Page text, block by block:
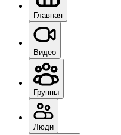
Главная
Видео
Группы
Люди